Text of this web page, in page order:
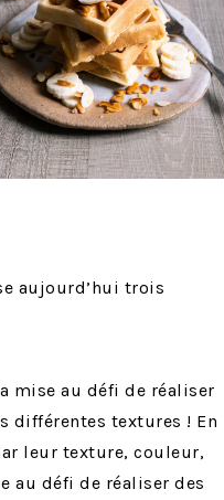
aujourd’hui trois
mise au défi de réaliser
différentes textures ! En
leur texture, couleur,
au défi de réaliser des